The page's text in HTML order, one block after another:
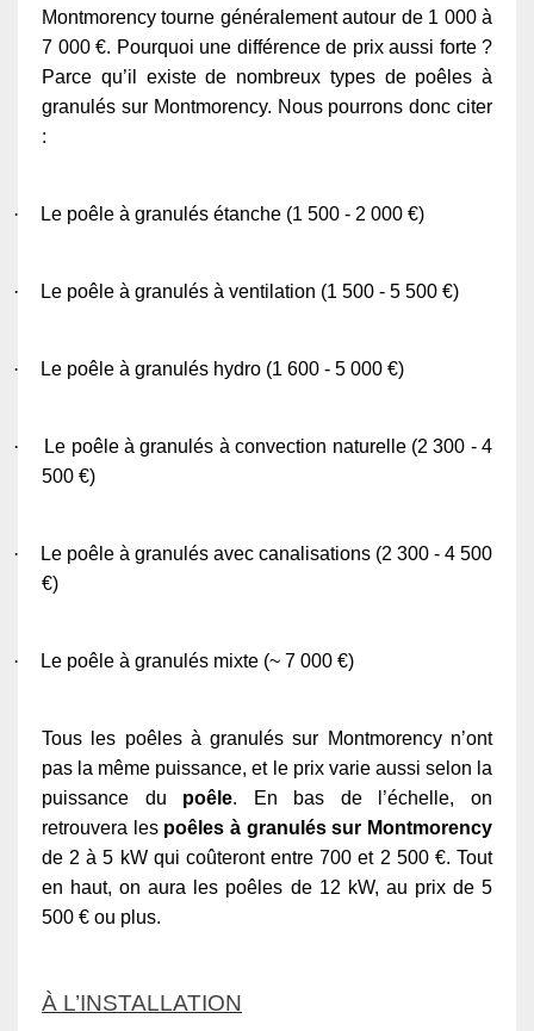
Montmorency tourne généralement autour de 1 000 à
7 000 €. Pourquoi une différence de prix aussi forte ?
Parce qu’il existe de nombreux types de poêles à
granulés sur Montmorency. Nous pourrons donc citer
:
· Le poêle à granulés étanche (1 500 - 2 000 €)
· Le poêle à granulés à ventilation (1 500 - 5 500 €)
· Le poêle à granulés hydro (1 600 - 5 000 €)
·
Le poêle à granulés à convection naturelle (2 300 - 4
500 €)
·
Le poêle à granulés avec canalisations (2 300 - 4 500
€)
· Le poêle à granulés mixte (~ 7 000 €)
Tous les poêles à granulés sur Montmorency n’ont
pas la même puissance, et le prix varie aussi selon la
puissance du poêle. En bas de l’échelle, on
retrouvera les poêles à granulés sur Montmorency
de 2 à 5 kW qui coûteront entre 700 et 2 500 €. Tout
en haut, on aura les poêles de 12 kW, au prix de 5
500 € ou plus.
À L’INSTALLATION